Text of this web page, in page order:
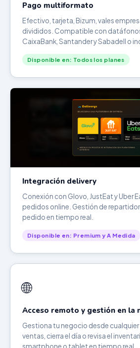
Pago multiformato
Efectivo, tarjeta, Bizum, vales
divididos. Compatible con datáfonos
CaixaBank, Santander y Sabadell o
Disponible en: Todos los planes
Integración delivery
Conexión con Glovo, JustEat y Uber
pedidos online. Gestión de
pedido en tiempo real.
Disponible en: Premium y A Medida
🌐
Acceso remoto y gestión en la
Gestiona tu negocio desde
ventas, cierra el día o revisa el
smartphone o tablet en tiempo real.